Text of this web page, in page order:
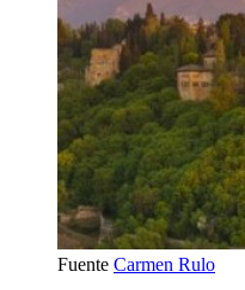
Fuente Carmen Rulo